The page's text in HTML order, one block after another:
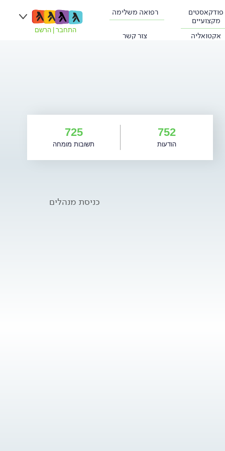
פודקאסטים
מקצועיים
רפואה משלימה
אקטואליה צור קשר
התחבר הרשם
752
הודעות
725
תשובות מומחה
כניסת מנהלים